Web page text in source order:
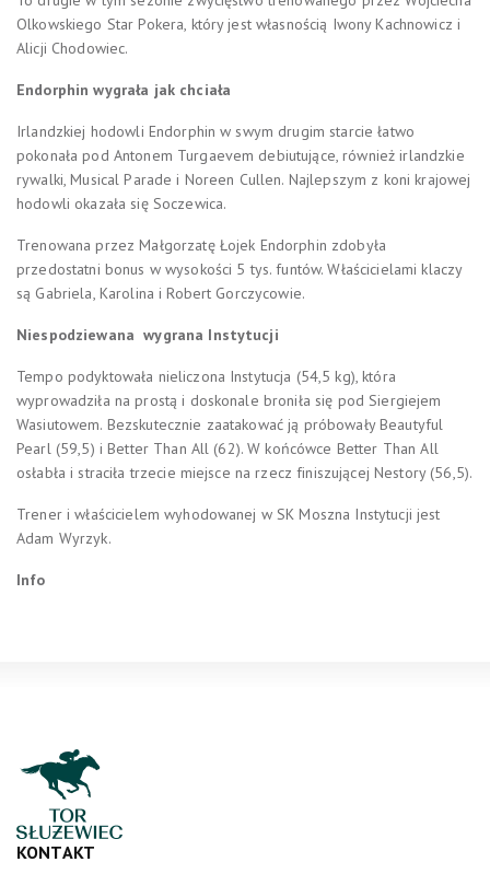
Olkowskiego Star Pokera, który jest własnością Iwony Kachnowicz i
Alicji Chodowiec.
Endorphin wygrała jak chciała
Irlandzkiej hodowli Endorphin w swym drugim starcie łatwo
pokonała pod Antonem Turgaevem debiutujące, również irlandzkie
rywalki, Musical Parade i Noreen Cullen. Najlepszym z koni krajowej
hodowli okazała się Soczewica.
Trenowana przez Małgorzatę Łojek Endorphin zdobyła
przedostatni bonus w wysokości 5 tys. funtów. Właścicielami klaczy
są Gabriela, Karolina i Robert Gorczycowie.
Niespodziewana wygrana Instytucji
Tempo podyktowała nieliczona Instytucja (54,5 kg), która
wyprowadziła na prostą i doskonale broniła się pod Siergiejem
Wasiutowem. Bezskutecznie zaatakować ją próbowały Beautyful
Pearl (59,5) i Better Than All (62). W końcówce Better Than All
osłabła i straciła trzecie miejsce na rzecz finiszującej Nestory (56,5).
Trener i właścicielem wyhodowanej w SK Moszna Instytucji jest
Adam Wyrzyk.
Info
KONTAKT